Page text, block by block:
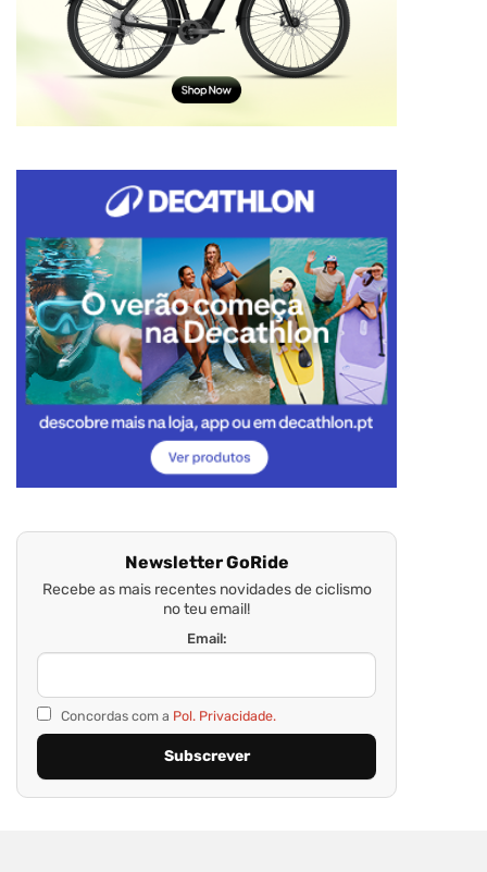
Newsletter GoRide
Recebe as mais recentes novidades de ciclismo
no teu email!
Email:
Concordas com a Pol. Privacidade.